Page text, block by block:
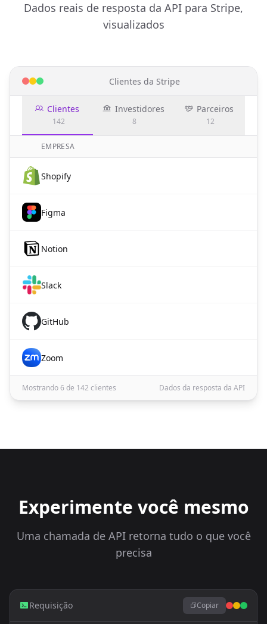
Dados reais de resposta da API para Stripe,
visualizados
Clientes da Stripe
Clientes
142
Investidores
8
Parceiros
12
EMPRESA
Shopify
Figma
Notion
Slack
GitHub
Zoom
Mostrando 6 de 142 clientes Dados da resposta da API
Experimente você mesmo
Uma chamada de API retorna tudo o que você
precisa
Requisição Copiar